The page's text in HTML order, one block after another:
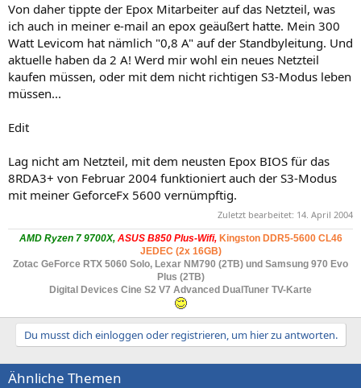
Von daher tippte der Epox Mitarbeiter auf das Netzteil, was
ich auch in meiner e-mail an epox geäußert hatte. Mein 300
Watt Levicom hat nämlich "0,8 A" auf der Standbyleitung. Und
aktuelle haben da 2 A! Werd mir wohl ein neues Netzteil
kaufen müssen, oder mit dem nicht richtigen S3-Modus leben
müssen...
Edit
Lag nicht am Netzteil, mit dem neusten Epox BIOS für das
8RDA3+ von Februar 2004 funktioniert auch der S3-Modus
mit meiner GeforceFx 5600 vernümpftig.
Zuletzt bearbeitet: 14. April 2004
AMD Ryzen 7 9700X, ASUS B850 Plus-Wifi, Kingston DDR5-5600 CL46
JEDEC (2x 16GB)
Zotac GeForce RTX 5060 Solo, Lexar NM790 (2TB) und Samsung 970 Evo
Plus (2TB)
Digital Devices Cine S2 V7 Advanced DualTuner TV-Karte
Du musst dich einloggen oder registrieren, um hier zu antworten.
Ähnliche Themen